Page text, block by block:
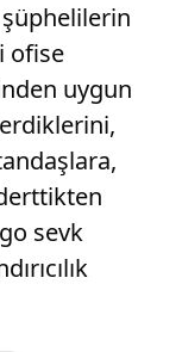
şüphelilerin
ofise
uygun
sevk